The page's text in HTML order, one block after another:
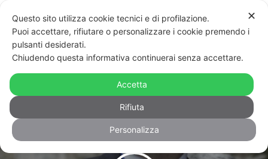
Scalfarotto in Iran sigla accordi con
chi impicca i gay: business is business
✕
Questo sito utilizza cookie tecnici e di profilazione.
Puoi accettare, rifiutare o personalizzare i cookie premendo i
pulsanti desiderati.
Chiudendo questa informativa continuerai senza accettare.
Accetta
Rifiuta
Personalizza